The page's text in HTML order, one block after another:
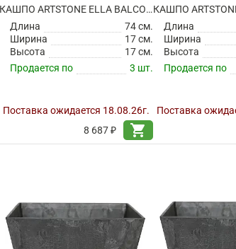
КАШПО ARTSTONE ELLA BALCONY GREY
Длина
74 см.
Ширина
17 см.
Высота
17 см.
Продается по
3 шт.
Поставка ожидается 18.08.26г.
8 687 ₽
shopping_cart
Длина
Ширина
Высота
Продается по
Поставка